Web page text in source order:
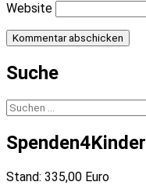
Website
Suche
Suchen
nach:
Spenden4Kinder
Stand: 335,00 Euro